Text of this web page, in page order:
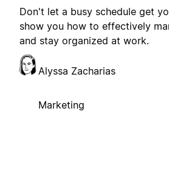
Don't let a busy schedule get
show you how to effectively
and stay organized at work.
Alyssa Zacharias
Marketing